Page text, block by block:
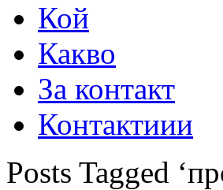
Кой
Какво
За контакт
Контактиии
Posts Tagged